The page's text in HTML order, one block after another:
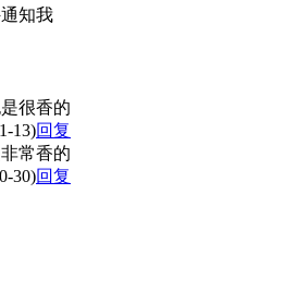
知我
很香的
13)回复
常香的
30)回复